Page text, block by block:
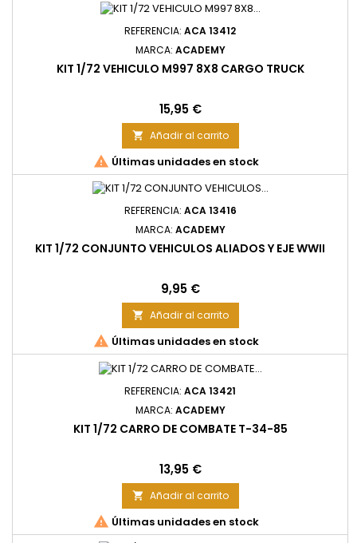
REFERENCIA: ACA 13412
MARCA: ACADEMY
KIT 1/72 VEHICULO M997 8X8 CARGO TRUCK
Precio
15,95 €
 Añadir al carrito
 Últimas unidades en stock
REFERENCIA: ACA 13416
MARCA: ACADEMY
KIT 1/72 CONJUNTO VEHICULOS ALIADOS Y EJE WWII
Precio
9,95 €
 Añadir al carrito
 Últimas unidades en stock
REFERENCIA: ACA 13421
MARCA: ACADEMY
KIT 1/72 CARRO DE COMBATE T-34-85
Precio
13,95 €
 Añadir al carrito
 Últimas unidades en stock